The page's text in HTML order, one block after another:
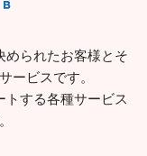
められたお客様とそ
ービスです。
トする各種サービス